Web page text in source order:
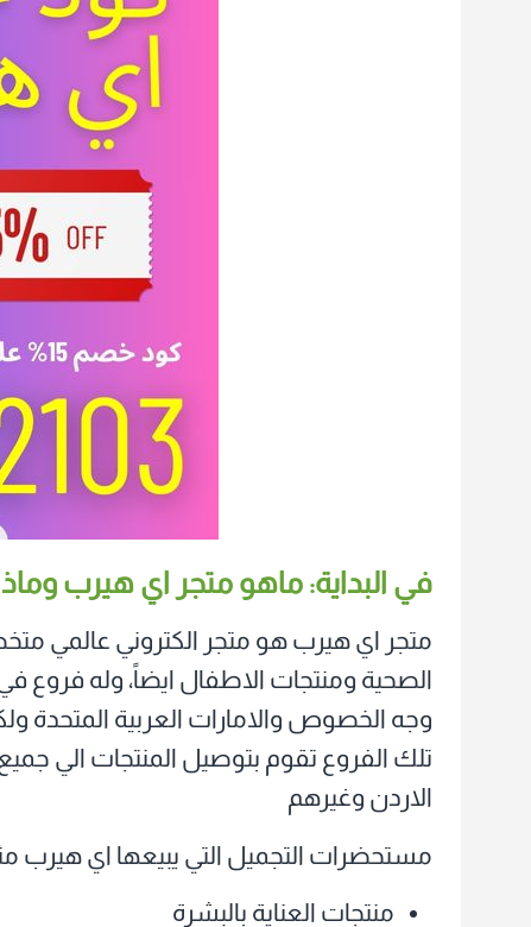
في البداية: ماهو متجر اي هيرب
متجر اي هيرب هو متجر الكتروني عالمي
الصحية ومنتجات الاطفال ايضاً، وله فروع
وجه الخصوص والامارات العربية
تلك الفروع تقوم بتوصيل المنتجات الي
الاردن وغيرهم
مستحضرات التجميل التي يبيعها اي هيرب
منتجات العناية بالبشرة